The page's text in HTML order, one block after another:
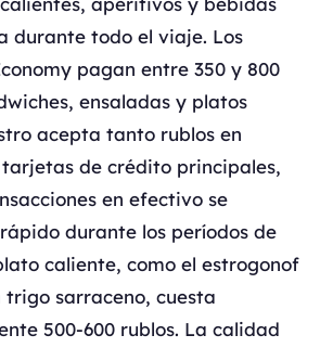
durante todo el viaje. Los
pagan entre 350 y 800
ensaladas y platos
acepta tanto rublos en
de crédito principales,
en efectivo se
durante los períodos de
caliente, como el estrogonof
sarraceno, cuesta
500-600 rublos. La calidad